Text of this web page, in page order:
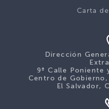
Carta
Dirección
9ª Calle Poniente
Centro de
El Salvador,